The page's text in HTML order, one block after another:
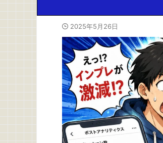
2025年5月26日